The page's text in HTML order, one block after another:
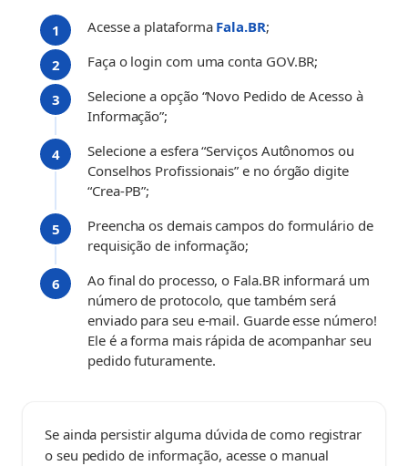
Acesse a plataforma Fala.BR(abre em nova aba)
;
Faça o login com uma conta GOV.BR;
Selecione a opção “Novo Pedido de Acesso à
Informação”;
Selecione a esfera “Serviços Autônomos ou
Conselhos Profissionais” e no órgão digite
“Crea-PB”;
Preencha os demais campos do formulário de
requisição de informação;
Ao final do processo, o Fala.BR informará um
número de protocolo, que também será
enviado para seu e-mail. Guarde esse número!
Ele é a forma mais rápida de acompanhar seu
pedido futuramente.
Se ainda persistir alguma dúvida de como registrar
o seu pedido de informação, acesse o manual